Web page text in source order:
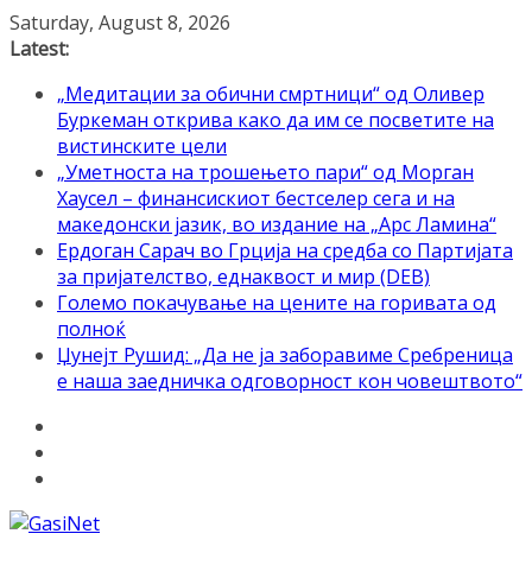
Skip
to
Saturday, August 8, 2026
Latest:
„Медитации за обични смртници“ од Оливер
Буркеман открива како да им се посветите на
вистинските цели
„Уметноста на трошењето пари“ од Морган
Хаусел – финансискиот бестселер сега и на
македонски јазик, во издание на „Арс Ламина“
Ердоган Сарач во Грција на средба со Партијата
за пријателство, еднаквост и мир (DEB)
Големо покачување на цените на горивата од
полноќ
Џунејт Рушид: „Да не ја заборавиме Сребреница
е наша заедничка одговорност кон човештвото“